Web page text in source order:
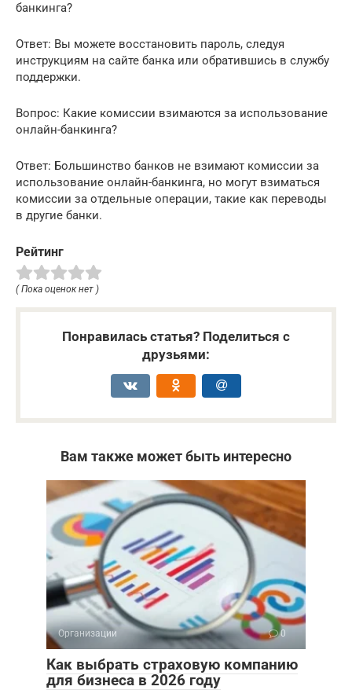
банкинга?
Ответ: Вы можете восстановить пароль, следуя
инструкциям на сайте банка или обратившись в службу
поддержки.
Вопрос: Какие комиссии взимаются за использование
онлайн-банкинга?
Ответ: Большинство банков не взимают комиссии за
использование онлайн-банкинга, но могут взиматься
комиссии за отдельные операции, такие как переводы
в другие банки.
Рейтинг
( Пока оценок нет )
Понравилась статья? Поделиться с
друзьями:
Вам также может быть интересно
Организации 0
Как выбрать страховую компанию
для бизнеса в 2026 году